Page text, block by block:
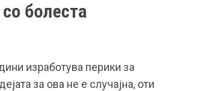
болеста
изработува перики за
за ова не е случајна, оти